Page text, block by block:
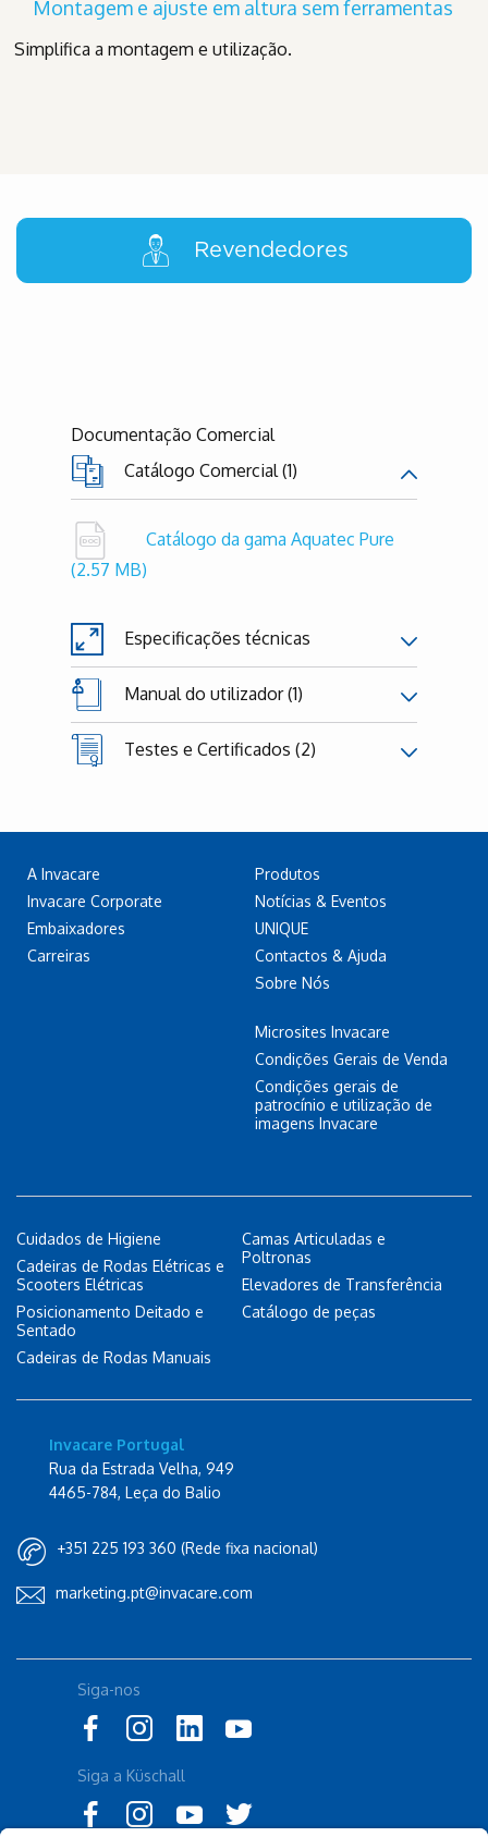
Montagem e ajuste em altura sem ferramentas
Simplifica a montagem e utilização.
Revendedores
Documentação Comercial
Catálogo Comercial (1)
Catálogo da gama Aquatec Pure
(2.57 MB)
Especificações técnicas
Manual do utilizador (1)
Testes e Certificados (2)
A Invacare
Invacare Corporate
Embaixadores
Carreiras
Produtos
Notícias & Eventos
UNIQUE
Contactos & Ajuda
Sobre Nós
Microsites Invacare
Condições Gerais de Venda
Condições gerais de
patrocínio e utilização de
imagens Invacare
Cuidados de Higiene
Cadeiras de Rodas Elétricas e
Scooters Elétricas
Posicionamento Deitado e
Sentado
Cadeiras de Rodas Manuais
Camas Articuladas e
Poltronas
Elevadores de Transferência
Catálogo de peças
Invacare Portugal
Rua da Estrada Velha, 949
4465-784, Leça do Balio
+351 225 193 360 (Rede fixa nacional)
marketing.pt@invacare.com
Siga-nos
Siga a Küschall